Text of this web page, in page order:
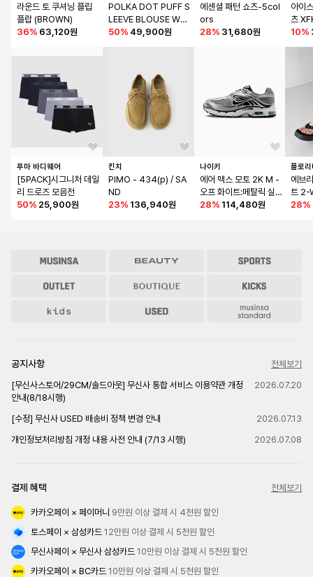
라운드 토 쿠셔닝 플립
플랍 (BROWN)
36% 63,120원
푸마 바디웨어
[5PACK]시그니처 데일
리 드로즈 모음전
50% 25,900원
POLKA DOT PUFF S
LEEVE BLOUSE WHI
TE
50% 49,900원
킨치
PIMO - 434(p) / SA
ND
23% 136,940원
에센셜 패턴 쇼츠-5col
ors
28% 31,680원
나이키
에어 맥스 모토 2K M -
오프 화이트:메탈릭 실
버:하이퍼 터콰이즈:블
28% 114,480원
아이
츠
10%
플로
에브
트 2-
랙
28%
공지사항
전체보기
[무신사스토어/29CM/솔드아웃] 무신사 통합 서비스 이용약관 개정
안내(8/18시행)
2026.07.20
[수정] 무신사 USED 배송비 정책 변경 안내
2026.07.13
개인정보처리방침 개정 내용 사전 안내 (7/13 시행)
2026.07.08
결제 혜택 전체보기
카카오페이 × 페이머니 9만원 이상 결제 시 4천원 할인
토스페이 × 삼성카드 12만원 이상 결제 시 5천원 할인
무신사페이 × 무신사 삼성카드 10만원 이상 결제 시 5천원 할인
카카오페이 × BC카드 10만원 이상 결제 시 5천원 할인